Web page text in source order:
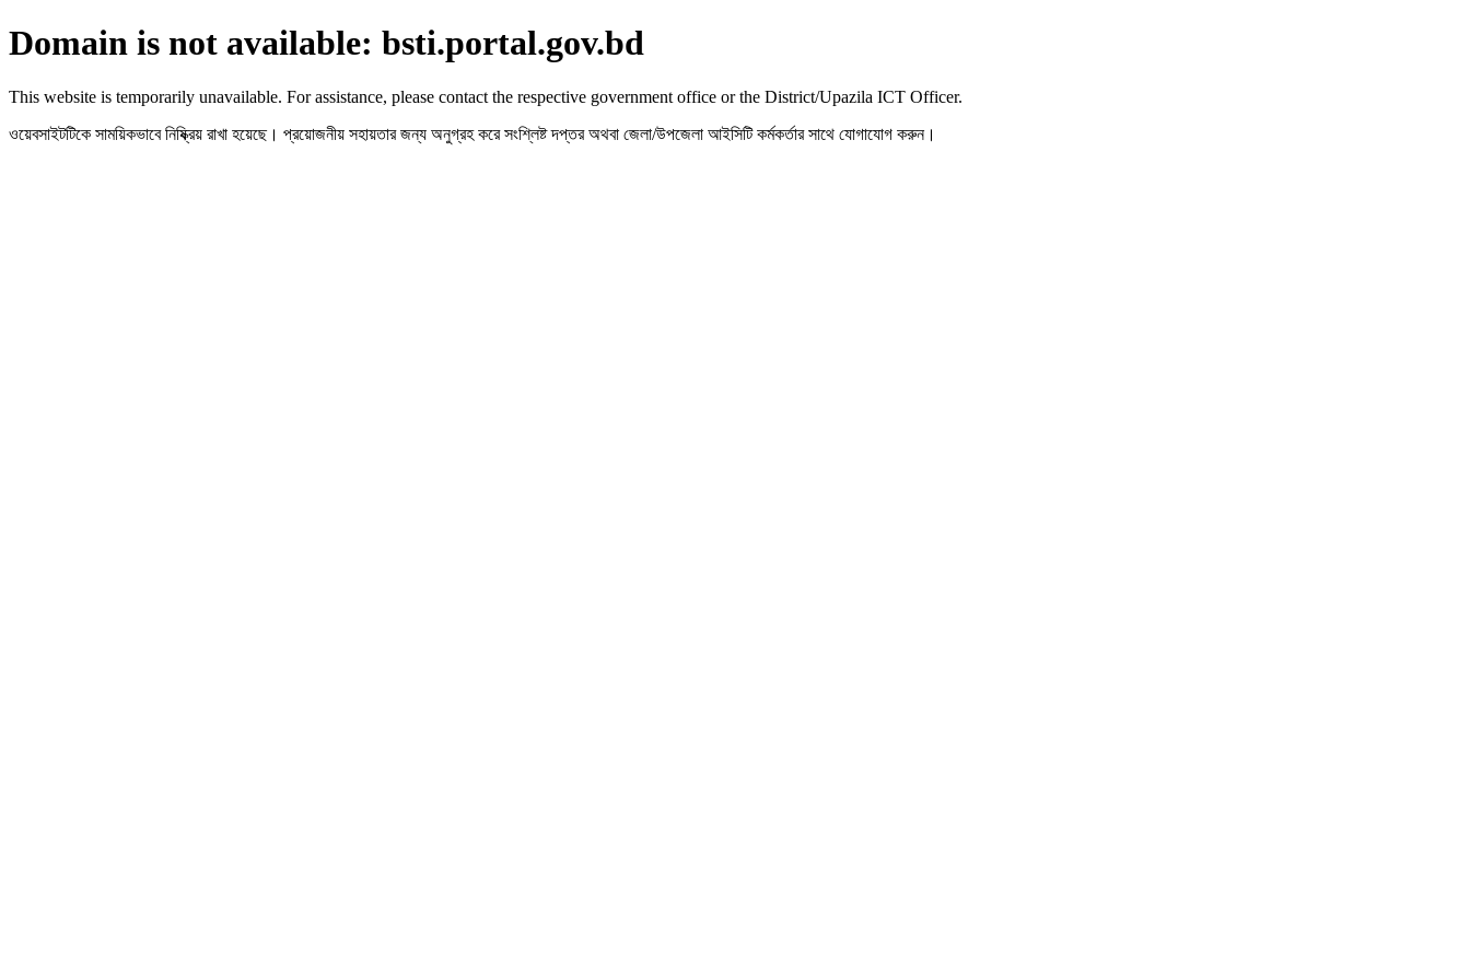
Domain is not available: bsti.portal.gov.bd
This website is temporarily unavailable. For assistance, please contact the respective government office or the District/Upazila ICT Officer.
ওয়েবসাইটটিকে সাময়িকভাবে নিষ্ক্রিয় রাখা হয়েছে। প্রয়োজনীয় সহায়তার জন্য অনুগ্রহ করে সংশ্লিষ্ট দপ্তর অথবা জেলা/উপজেলা আইসিটি কর্মকর্তার সাথে যোগাযোগ করুন।